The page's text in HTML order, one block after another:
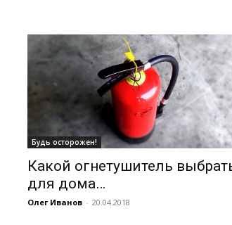
Будь осторожен!
Какой огнетушитель
для дома…
Олег Иванов - 20.04.2018